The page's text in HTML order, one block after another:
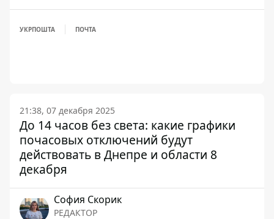
УКРПОШТА ПОЧТА
21:38, 07 декабря 2025
До 14 часов без света: какие графики
почасовых отключений будут
действовать в Днепре и области 8
декабря
София Скорик
РЕДАКТОР